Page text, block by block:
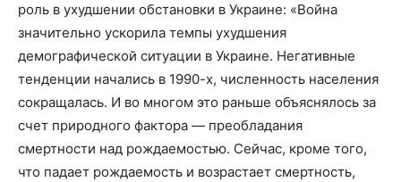
роль в ухудшении обстановки в Украине: «Война
значительно ускорила темпы ухудшения
демографической ситуации в Украине. Негативные
тенденции начались в 1990-х, численность населения
сокращалась. И во многом это раньше объяснялось за
счет природного фактора — преобладания
смертности над рождаемостью. Сейчас, кроме того,
что падает рождаемость и возрастает смертность,